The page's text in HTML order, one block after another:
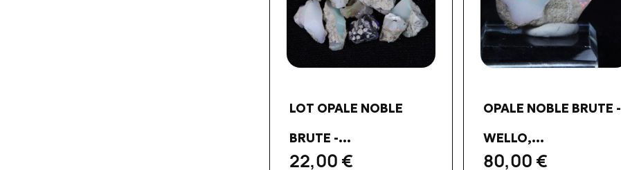
LOT OPALE NOBLE
BRUTE -...
22,00 €
OPALE NOBLE BRUTE -
WELLO,...
80,00 €